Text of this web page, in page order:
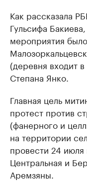
Как рассказала
Гульсифа
мероприятия
(деревня входит
Степана Янко.
Главная цель
протест против
(фанерного и
на территории
провести 24
Центральная и
Аремзяны.